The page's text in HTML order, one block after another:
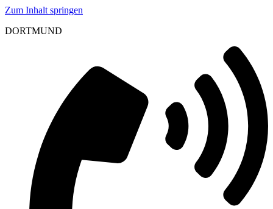
Zum Inhalt springen
DORTMUND